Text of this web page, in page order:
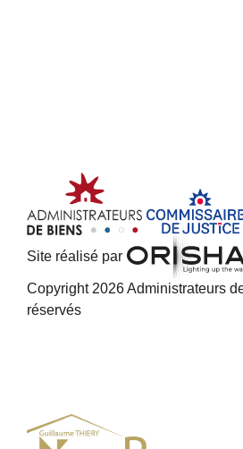
Site réalisé par
Copyright 2026 Administrateurs
réservés